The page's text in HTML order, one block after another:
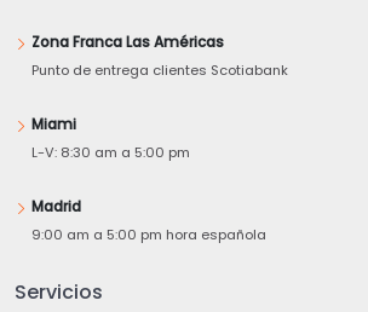
Zona Franca Las Américas
Punto de entrega clientes Scotiabank
Miami
L-V: 8:30 am a 5:00 pm
Madrid
9:00 am a 5:00 pm hora española
Servicios